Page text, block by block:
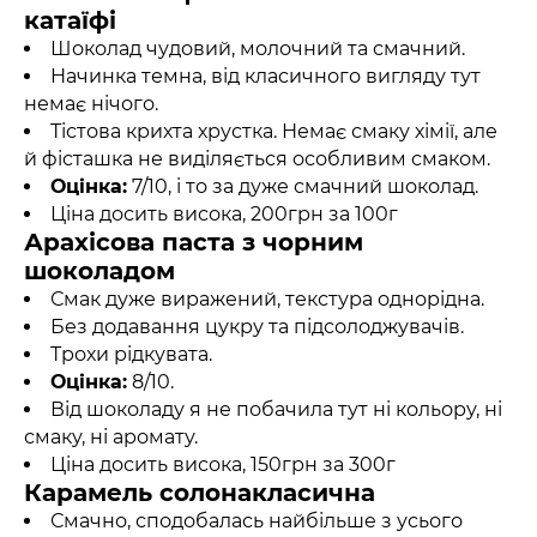
катаїфі
Шоколад чудовий, молочний та смачний.
Начинка темна, від класичного вигляду тут
немає нічого.
Тістова крихта хрустка. Немає смаку хімії, але
й фісташка не виділяється особливим смаком.
Оцінка: 7/10, і то за дуже смачний шоколад.
Ціна досить висока, 200грн за 100г
Арахісова паста з чорним
шоколадом
Смак дуже виражений, текстура однорідна.
Без додавання цукру та підсолоджувачів.
Трохи рідкувата.
Оцінка: 8/10.
Від шоколаду я не побачила тут ні кольору, ні
смаку, ні аромату.
Ціна досить висока, 150грн за 300г
Карамель солонакласична
Смачно, сподобалась найбільше з усього